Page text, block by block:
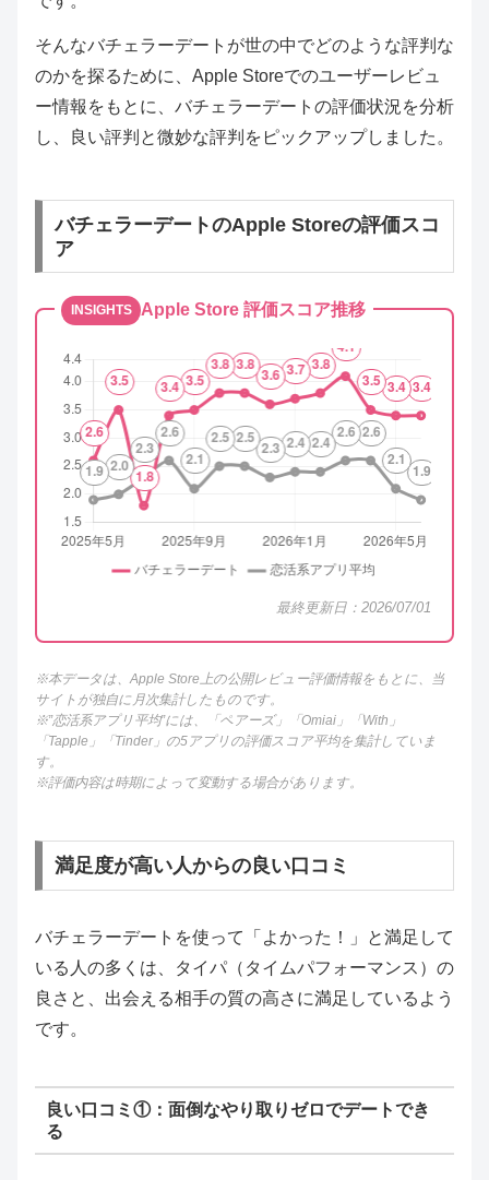
そんなバチェラーデートが世の中でどのような評判な
のかを探るために、Apple Storeでのユーザーレビュ
ー情報をもとに、バチェラーデートの評価状況を分析
し、良い評判と微妙な評判をピックアップしました。
バチェラーデートのApple Storeの評価スコ
ア
INSIGHTS Apple Store 評価スコア推移
最終更新日：2026/07/01
※本データは、Apple Store上の公開レビュー評価情報をもとに、当
サイトが独自に月次集計したものです。
※”恋活系アプリ平均”には、「ペアーズ」「Omiai」「With」
「Tapple」「Tinder」の5アプリの評価スコア平均を集計していま
す。
※評価内容は時期によって変動する場合があります。
満足度が高い人からの良い口コミ
バチェラーデートを使って「よかった！」と満足して
いる人の多くは、タイパ（タイムパフォーマンス）の
良さと、出会える相手の質の高さに満足しているよう
です。
良い口コミ①：面倒なやり取りゼロでデートでき
る